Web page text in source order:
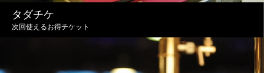
タダチケ
次回使えるお得チケット